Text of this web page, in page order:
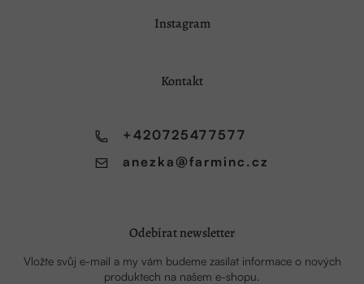
Instagram
Kontakt
anezka @farminc.cz
+420725477577
Odebírat newsletter
Vložte svůj e-mail a my vám budeme zasílat informace o nových
produktech na našem e-shopu.